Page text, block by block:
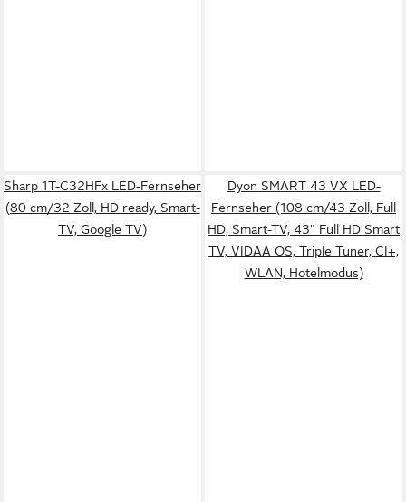
Sharp 1T-C32HFx LED-Fernseher
(80 cm/32 Zoll, HD ready, Smart-
TV, Google TV)
Dyon SMART 43 VX LED-
Fernseher (108 cm/43 Zoll, Full
HD, Smart-TV, 43" Full HD Smart
TV, VIDAA OS, Triple Tuner, CI+,
WLAN, Hotelmodus)